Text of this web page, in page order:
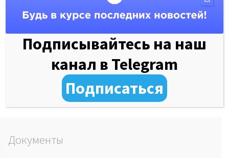
1 из 1
Обучающие материалы
Документы
Подписывайтесь на наш
канал в Telegram
Подписаться